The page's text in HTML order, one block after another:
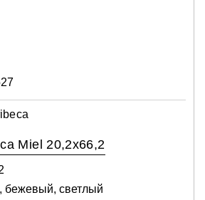
Miel 20,2x66,2
бежевый, светлый